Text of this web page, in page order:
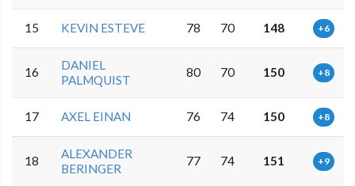
15 KEVIN ESTEVE 78 70 148 +6
16
DANIEL
PALMQUIST
80 70 150 +8
17 AXEL EINAN 76 74 150 +8
18
ALEXANDER
BERINGER
77 74 151 +9